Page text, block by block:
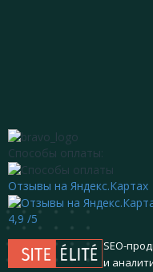
Способы оплаты:
Отзывы на Яндекс.Картах
4,9 /5
SEO-
и